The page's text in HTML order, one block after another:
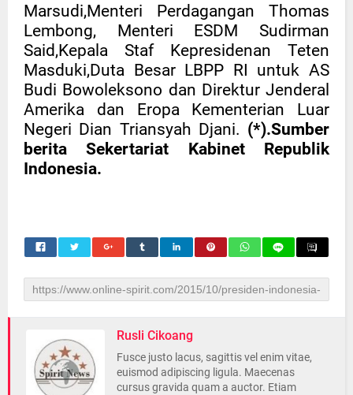
Marsudi,Menteri Perdagangan Thomas
Lembong, Menteri ESDM Sudirman
Said,Kepala Staf Kepresidenan Teten
Masduki,Duta Besar LBPP RI untuk AS
Budi Bowoleksono dan Direktur Jenderal
Amerika dan Eropa Kementerian Luar
Negeri Dian Triansyah Djani. (*).Sumber
berita Sekertariat Kabinet Republik
Indonesia.
Rusli Cikoang
Fusce justo lacus, sagittis vel enim vitae,
euismod adipiscing ligula. Maecenas
cursus gravida quam a auctor. Etiam